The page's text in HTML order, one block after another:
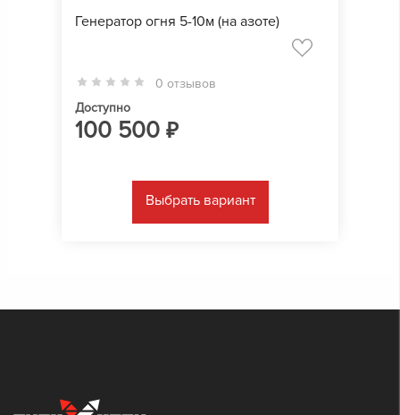
Генератор огня 5-10м (на азоте)
0 отзывов
Доступно
100 500 ₽
Выбрать вариант